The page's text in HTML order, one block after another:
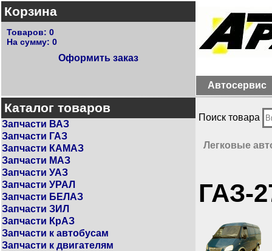
Корзина
Товаров: 0
На сумму: 0
Оформить заказ
Автосервис
Каталог товаров
Запчасти ВАЗ
Запчасти ГАЗ
Запчасти КАМАЗ
Запчасти МАЗ
Запчасти УАЗ
Запчасти УРАЛ
Запчасти БЕЛАЗ
Запчасти ЗИЛ
Запчасти КрАЗ
Запчасти к автобусам
Запчасти к двигателям
Поиск товара
Легковые
ГАЗ-